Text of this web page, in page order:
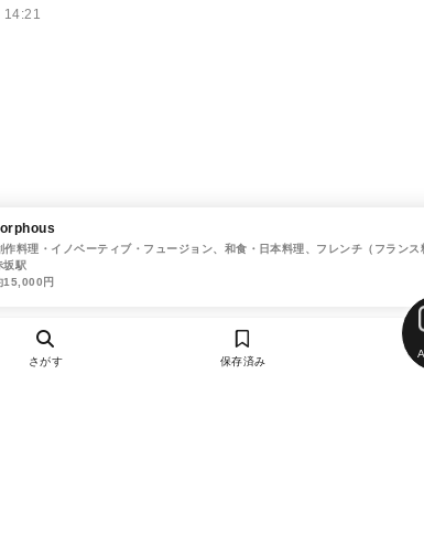
14:21
作料理・イノベーティブ・フュージョン、和食・日本料理、フレンチ（フラン
坂駅
15,000円
さがす 保存済み